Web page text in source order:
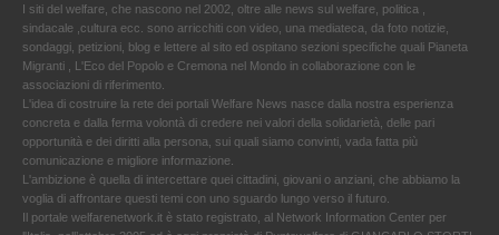
I siti del welfare, che nascono nel 2002, oltre alle news sul welfare, politica ,
sindacale ,cultura ecc. sono arricchiti con video, una mediateca, da foto notizie,
sondaggi, petizioni, blog e lettere al sito ed ospitano sezioni specifiche quali Pianeta
Migranti , L'Eco del Popolo e Cremona nel Mondo in collaborazione con le
associazioni di riferimento.
L'idea di costruire la rete dei portali Welfare News nasce dalla nostra esperienza
concreta e dalla ferma volontà di credere nei valori della solidarietà, delle pari
opportunità e dei diritti alla persona, sui quali siamo convinti, vada fatta più
comunicazione e migliore informazione.
L'ambizione è quella di intercettare quei cittadini, giovani o anziani, che abbiamo la
voglia di affrontare questi temi con uno sguardo lungo verso il futuro.
Il portale welfarenetwork.it è stato registrato, al Network Information Center per